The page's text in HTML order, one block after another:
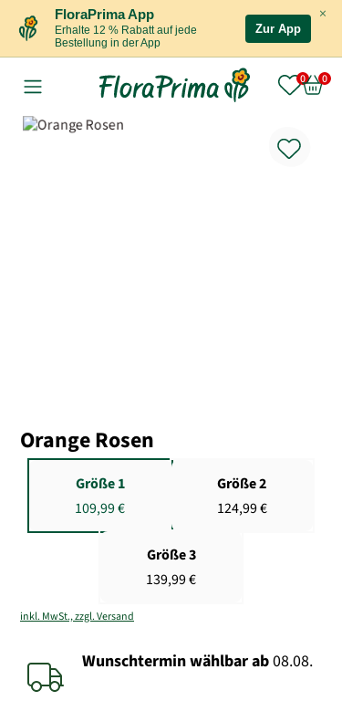
×
FloraPrima App
Erhalte 12 % Rabatt auf jede
Bestellung in der App
Zur App
Orange Rosen
Größe 1
109,99 €
Größe 2
124,99 €
Größe 3
139,99 €
inkl. MwSt., zzgl. Versand
Wunschtermin wählbarab08.08.